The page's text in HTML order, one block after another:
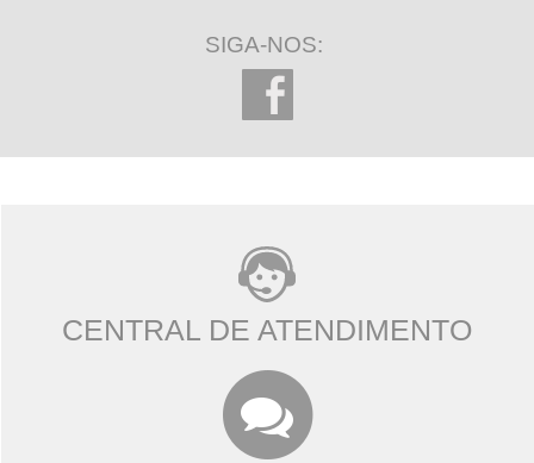
SIGA-NOS:
CENTRAL DE ATENDIMENTO